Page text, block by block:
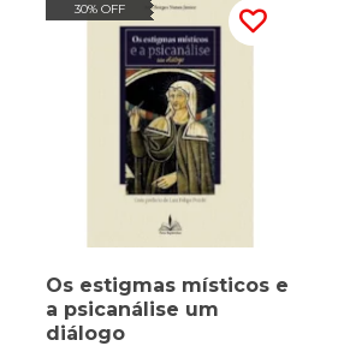
30% OFF
Os estigmas místicos e
a psicanálise um
diálogo